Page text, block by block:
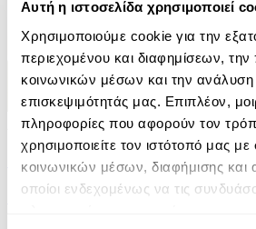
Αυτή η ιστοσελίδα χρησιμοποιεί
Χρησιμοποιούμε cookie για την
περιεχομένου και διαφημίσεων,
κοινωνικών μέσων και την ανάλυση
επισκεψιμότητάς μας. Επιπλέον,
πληροφορίες που αφορούν τον
χρησιμοποιείτε τον ιστότοπό μας
κοινωνικών μέσων, διαφήμισης και
οποίοι ενδεχομένως να τις
Audiobook • 1 Credit
Κουνελοκουνήματα
Δημήτρης Παπαδόπουλος